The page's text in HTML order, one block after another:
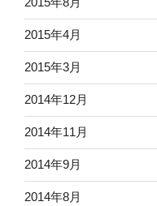
2015年4月
2015年3月
2014年12月
2014年11月
2014年9月
2014年8月